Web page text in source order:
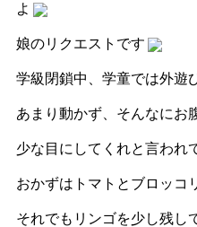
よ
娘のリクエストです
学級閉鎖中、学童では外遊
あまり動かず、そんなにお
少な目にしてくれと言われ
おかずはトマトとブロッコ
それでもリンゴを少し残し